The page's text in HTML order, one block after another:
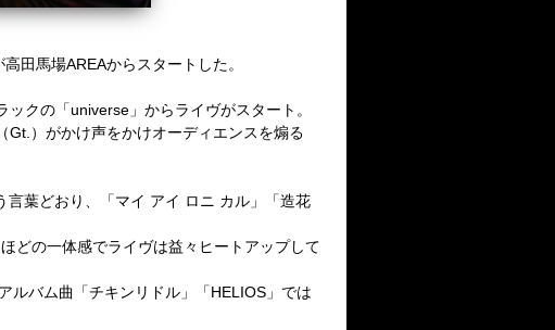
田馬場AREAからスタートした。
クの「universe」からライヴがスタート。
）がかけ声をかけオーディエンスを煽る
葉どおり、「マイ アイ ロニ カル」「造花
どの一体感でライヴは益々ヒートアップして
ルバム曲「チキンリドル」「HELIOS」では